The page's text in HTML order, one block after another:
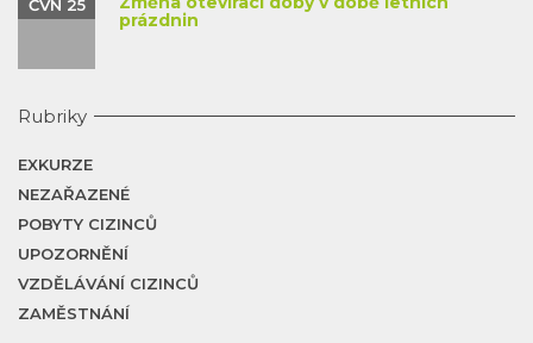
prázdnin
ČVN 25
Rubriky
EXKURZE
NEZAŘAZENÉ
POBYTY CIZINCŮ
UPOZORNĚNÍ
VZDĚLÁVÁNÍ CIZINCŮ
ZAMĚSTNÁNÍ